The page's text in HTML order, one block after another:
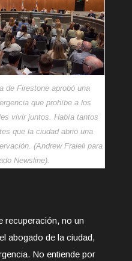
de Firestone aprobó una
que prohíbe a los
vivir juntos. Había tantos
que la ciudad abrió una
(Andrew Fraieli para
Newsline).
recuperación, no un
abogado de la ciudad,
No entiende por